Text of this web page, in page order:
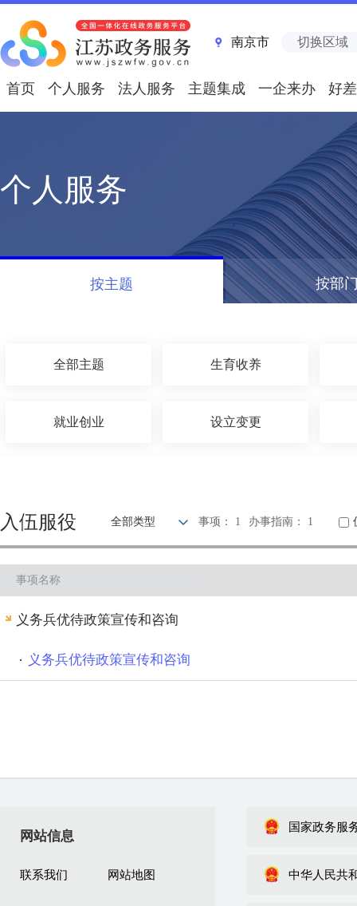
南京市 切换区域
首页 个人服务 法人服务 主题集成 一企来办 好
个人服务
按主题 按部
全部主题 生育收养
就业创业 设立变更
环保绿化 文化体育
其他
入伍服役 全部类型 事项： 1 办事指南： 1
事项名称
义务兵优待政策宣传和咨询
义务兵优待政策宣传和咨询
网站信息
联系我们 网站地图
国家政务服
中华人民共